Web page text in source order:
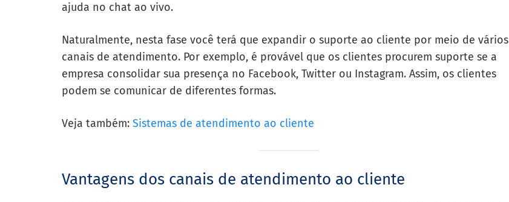
ajuda no chat ao vivo.
Naturalmente, nesta fase você terá que expandir o suporte ao cliente por meio de vários
canais de atendimento. Por exemplo, é provável que os clientes procurem suporte se a
empresa consolidar sua presença no Facebook, Twitter ou Instagram. Assim, os clientes
podem se comunicar de diferentes formas.
Veja também: Sistemas de atendimento ao cliente
Vantagens dos canais de atendimento ao cliente